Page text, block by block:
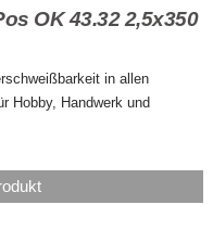
OK 43.32 2,5x350
in allen
Hobby, Handwerk und